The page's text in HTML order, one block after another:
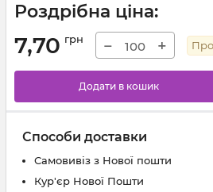
Роздрібна ціна:
7,70 грн − +
Додати в кошик
Способи доставки
Самовивіз з Нової пошти
Кур'єр Нової Пошти